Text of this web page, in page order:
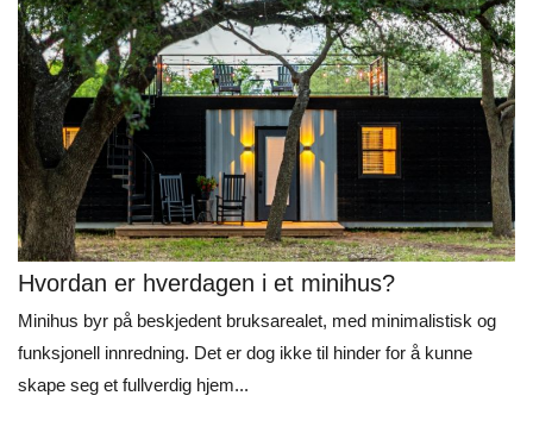
Hvordan er hverdagen i et minihus?
Minihus byr på beskjedent bruksarealet, med minimalistisk og
funksjonell innredning. Det er dog ikke til hinder for å kunne
skape seg et fullverdig hjem...